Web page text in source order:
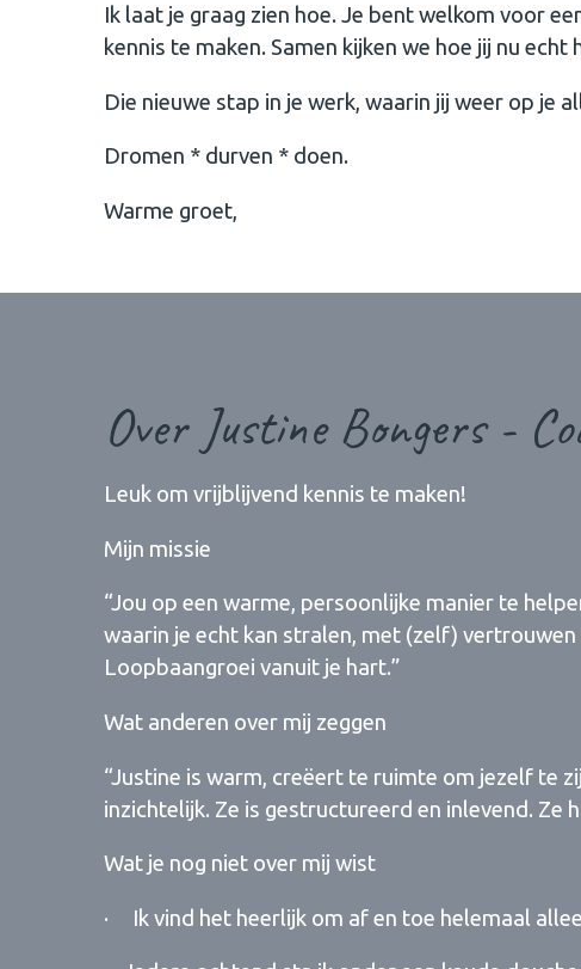
Ik laat je graag zien hoe. Je bent welkom voor
kennis te maken. Samen kijken we hoe jij nu
Die nieuwe stap in je werk, waarin jij weer op je
Dromen * durven * doen.
Warme groet,
Over Justine Bongers -
Leuk om vrijblijvend kennis te maken!
Mijn missie
“Jou op een warme, persoonlijke manier te
waarin je echt kan stralen, met (zelf)
Loopbaangroei vanuit je hart.”
Wat anderen over mij zeggen
“Justine is warm, creëert te ruimte om jezelf te
inzichtelijk. Ze is gestructureerd en inlevend. Ze
Wat je nog niet over mij wist
· Ik vind het heerlijk om af en toe helemaal